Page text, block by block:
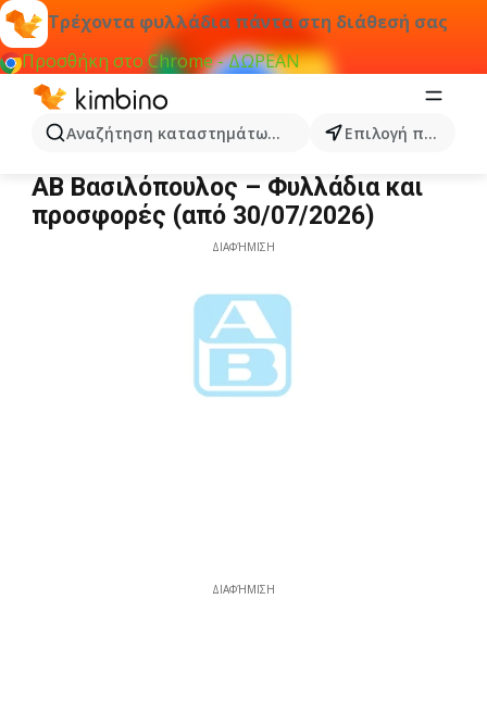
Τρέχοντα φυλλάδια πάντα στη διάθεσή σας
Προσθήκη στο Chrome - ΔΩΡΕΑΝ
Αναζήτηση καταστημάτων, κατηγοριών, προϊόντων...
Επιλογή πόλης
ΑΒ Βασιλόπουλος
ΑΒ Βασιλόπουλος – Φυλλάδια και
προσφορές (από 30/07/2026)
ΔΙΑΦΉΜΙΣΗ
ΔΙΑΦΉΜΙΣΗ